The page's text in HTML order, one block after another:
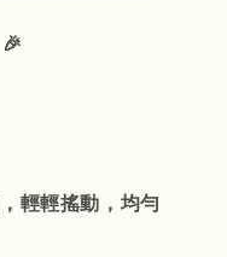
輕輕搖動，均勻